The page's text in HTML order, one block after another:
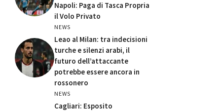
Napoli: Paga di Tasca Propria
il Volo Privato
NEWS
Leao al Milan: tra indecisioni
turche e silenzi arabi, il
futuro dell’attaccante
potrebbe essere ancora in
rossonero
NEWS
Cagliari: Esposito